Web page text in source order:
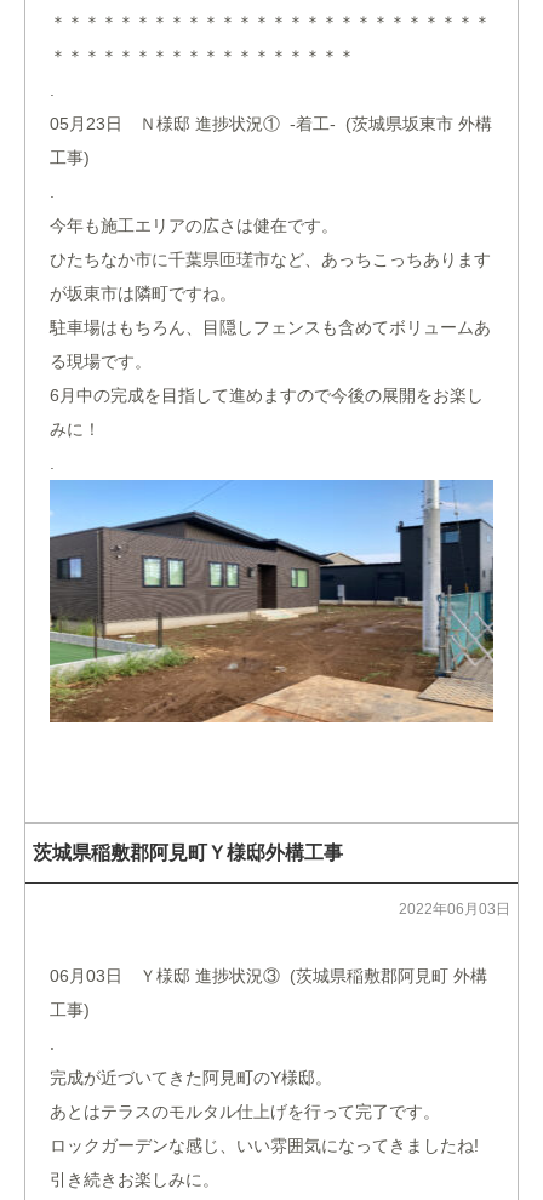
＊＊＊＊＊＊＊＊＊＊＊＊＊＊＊＊＊＊＊＊＊＊＊＊＊＊
＊＊＊＊＊＊＊＊＊＊＊＊＊＊＊＊＊＊
.
05月23日 Ｎ様邸 進捗状況① -着工- (茨城県坂東市 外構
工事)
.
今年も施工エリアの広さは健在です。
ひたちなか市に千葉県匝瑳市など、あっちこっちあります
が坂東市は隣町ですね。
駐車場はもちろん、目隠しフェンスも含めてボリュームあ
る現場です。
6月中の完成を目指して進めますので今後の展開をお楽し
みに！
.
茨城県稲敷郡阿見町Ｙ様邸外構工事
2022年06月03日
06月03日 Ｙ様邸 進捗状況③ (茨城県稲敷郡阿見町 外構
工事)
.
完成が近づいてきた阿見町のY様邸。
あとはテラスのモルタル仕上げを行って完了です。
ロックガーデンな感じ、いい雰囲気になってきましたね!
引き続きお楽しみに。